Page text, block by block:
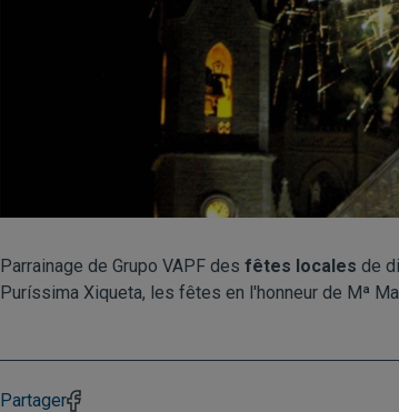
Parrainage de Grupo VAPF des fêtes locales de
Puríssima Xiqueta, les fêtes en l'honneur de Mª
Partager